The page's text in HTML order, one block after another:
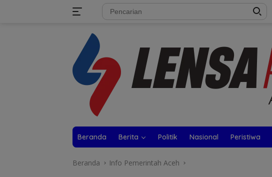
Beranda Berita Politik Nasional Peristiwa
Beranda Info Pemerintah Aceh